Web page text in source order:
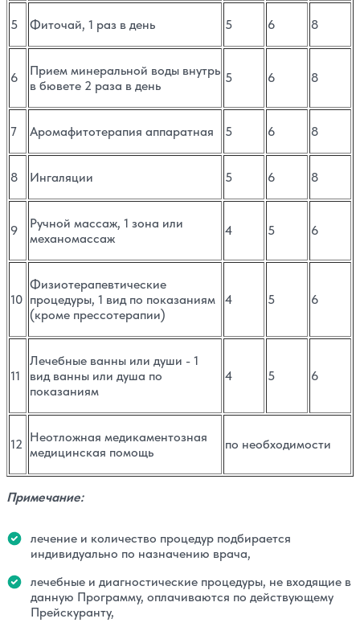
5 Фиточай, 1 раз в день 5 6 8
6
Прием минеральной воды внутрь
в бювете 2 раза в день
5 6 8
7 Аромафитотерапия аппаратная 5 6 8
8 Ингаляции 5 6 8
9
Ручной массаж, 1 зона или
механомассаж
4 5 6
10
Физиотерапевтические
процедуры, 1 вид по показаниям
(кроме прессотерапии)
4 5 6
11
Лечебные ванны или души - 1
вид ванны или душа по
показаниям
4 5 6
12 Неотложная медикаментозная
медицинская помощь
по необходимости
Примечание:
лечение и количество процедур подбирается
индивидуально по назначению врача,
лечебные и диагностические процедуры, не входящие в
данную Программу, оплачиваются по действующему
Прейскуранту,